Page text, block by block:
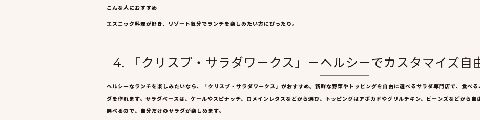
こんな人におすすめ
エスニック料理が好き、リゾート気分でランチを楽しみたい方にぴったり。
4. 「クリスプ・サラダワークス」－ヘルシーでカスタマイズ自
ヘルシーなランチを楽しみたいなら、「クリスプ・サラダワークス」がおすすめ。新鮮な野菜やトッピングを自由に選べるサラダ専門店で、食べ
ダを作れます。サラダベースは、ケールやスピナッチ、ロメインレタスなどから選び、トッピングはアボカドやグリルチキン、ビーンズなどから
選べるので、自分だけのサラダが楽しめます。